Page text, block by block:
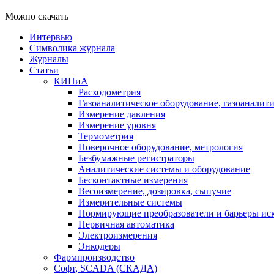
Можно скачать
Интервью
Символика журнала
Журналы
Статьи
КИПиА
Расходометрия
Газоаналитическое оборудование,
Измерение давления
Измерение уровня
Термометрия
Поверочное оборудование, метрология
Безбумажные регистраторы
Аналитические системы и оборудование
Бесконтактные измерения
Весоизмерение, дозировка, сыпучие
Измерительные системы
Нормирующие преобразователи и барьеры
Первичная автоматика
Электроизмерения
Энкодеры
Фармпроизводство
Софт, SCADA (СКАДА)